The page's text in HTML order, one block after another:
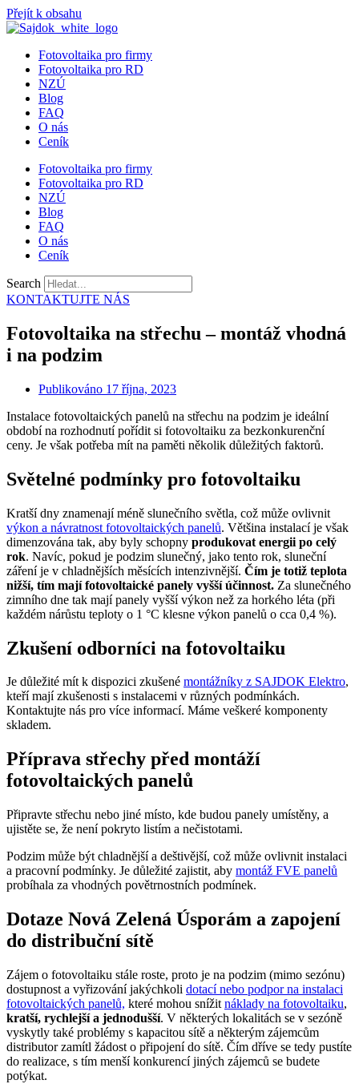
Přejít k obsahu
Fotovoltaika pro firmy
Fotovoltaika pro RD
NZÚ
Blog
FAQ
O nás
Ceník
Fotovoltaika pro firmy
Fotovoltaika pro RD
NZÚ
Blog
FAQ
O nás
Ceník
Search
KONTAKTUJTE NÁS
Fotovoltaika na střechu – montáž vhodná
i na podzim
Publikováno 17 října, 2023
Instalace fotovoltaických panelů na střechu na podzim je ideální
období na rozhodnutí pořídit si fotovoltaiku za bezkonkurenční
ceny. Je však potřeba mít na paměti několik důležitých faktorů.
Světelné podmínky pro fotovoltaiku
Kratší dny znamenají méně slunečního světla, což může ovlivnit
výkon a návratnost fotovoltaických panelů. Většina instalací je však
dimenzována tak, aby byly schopny produkovat energii po celý
rok. Navíc, pokud je podzim slunečný, jako tento rok, sluneční
záření je v chladnějších měsících intenzivnější. Čím je totiž teplota
nižší, tím mají fotovoltaické panely vyšší účinnost. Za slunečného
zimního dne tak mají panely vyšší výkon než za horkého léta (při
každém nárůstu teploty o 1 °C klesne výkon panelů o cca 0,4 %).
Zkušení odborníci na fotovoltaiku
Je důležité mít k dispozici zkušené montážníky z SAJDOK Elektro,
kteří mají zkušenosti s instalacemi v různých podmínkách.
Kontaktujte nás pro více informací. Máme veškeré komponenty
skladem.
Příprava střechy před montáží
fotovoltaických panelů
Připravte střechu nebo jiné místo, kde budou panely umístěny, a
ujistěte se, že není pokryto listím a nečistotami.
Podzim může být chladnější a deštivější, což může ovlivnit instalaci
a pracovní podmínky. Je důležité zajistit, aby montáž FVE panelů
probíhala za vhodných povětrnostních podmínek.
Dotaze Nová Zelená Úsporám a zapojení
do distribuční sítě
Zájem o fotovoltaiku stále roste, proto je na podzim (mimo sezónu)
dostupnost a vyřizování jakýchkoli dotací nebo podpor na instalaci
fotovoltaických panelů, které mohou snížit náklady na fotovoltaiku,
kratší, rychlejší a jednodušší. V některých lokalitách se v sezóně
vyskytly také problémy s kapacitou sítě a některým zájemcům
distributor zamítl žádost o připojení do sítě. Čím dříve se tedy pustíte
do realizace, s tím menší konkurencí jiných zájemců se budete
potýkat.